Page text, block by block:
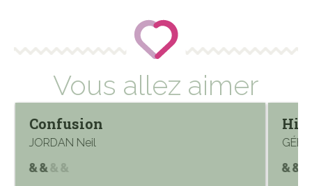
Vous allez aimer
Confusion
JORDAN Neil